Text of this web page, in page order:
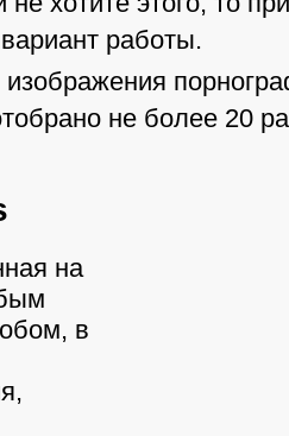
работы.
не более 20
на
в